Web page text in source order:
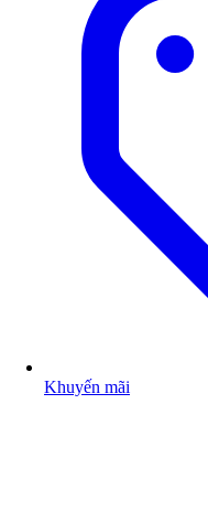
Khuyến mãi